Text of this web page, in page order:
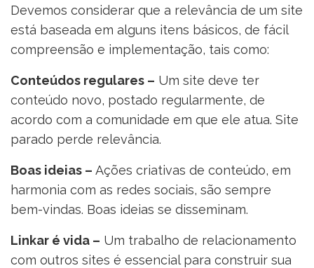
Devemos considerar que a relevância de um site
está baseada em alguns itens básicos, de fácil
compreensão e implementação, tais como:
Conteúdos regulares – Um site deve ter
conteúdo novo, postado regularmente, de
acordo com a comunidade em que ele atua. Site
parado perde relevância.
Boas ideias – Ações criativas de conteúdo, em
harmonia com as redes sociais, são sempre
bem-vindas. Boas ideias se disseminam.
Linkar é vida – Um trabalho de relacionamento
com outros sites é essencial para construir sua